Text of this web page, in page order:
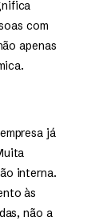
com
apenas
já
interna.
às
não a